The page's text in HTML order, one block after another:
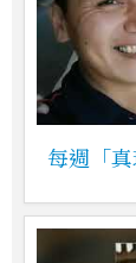
每週「